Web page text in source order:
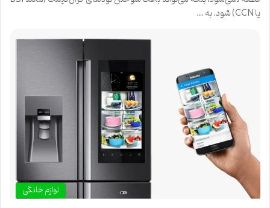
یا CCN) شود. به …
لوازم خانگی